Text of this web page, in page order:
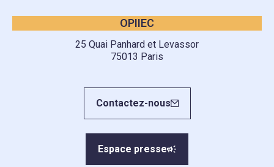
OPIIEC
25 Quai Panhard et Levassor
75013 Paris
Contactez-nous
Espace presse